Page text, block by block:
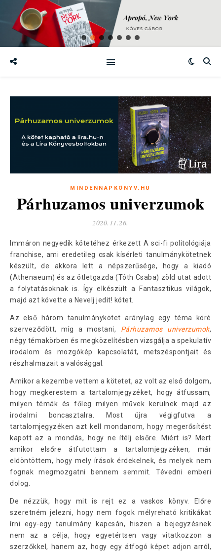
MINDENNAPKÖNYV.HU
Párhuzamos univerzumok
2020.11.26.
franchise, ami eredetileg csak kísérleti tanulmánykötetnek
készült, de akkora lett a népszerűsége, hogy a kiadó
(Athenaeum) és az ötletgazda (Tóth Csaba) zöld utat adott
a folytatásoknak is. Így elkészült a Fantasztikus világok,
majd azt követte a Nevelj jedit! kötet.
Az első három tanulmánykötet aránylag egy téma köré
szerveződött, míg a mostani, Párhuzamos univerzumok,
négy témakörben és megközelítésben vizsgálja a spekulatív
irodalom és mozgókép kapcsolatát, metszéspontjait és
részhalmazait a valósággal.
Amikor a kezembe vettem a kötetet, az volt az első dolgom,
hogy megkerestem a tartalomjegyzéket, hogy átfussam,
milyen témák és főleg milyen művek kerülnek majd az
irodalmi boncasztalra. Most újra végigfutva a
tartalomjegyzéken azt kell mondanom, hogy megerősítést
kapott az a mondás, hogy ne ítélj elsőre. Miért is? Mert
amikor elsőre átfutottam a tartalomjegyzéken, már
eldöntöttem, hogy mely írások érdekelnek, és melyek nem
fognak megmozgatni bennem semmit. Tévedni emberi
dolog.
De nézzük, hogy mit is rejt ez a vaskos könyv. Előre
szeretném jelezni, hogy nem fogok mélyreható kritikákat
írni egy-egy tanulmány kapcsán, hiszen a bejegyzésnek
nem az a célja, hogy egyetértsen vagy vitatkozzon a
szerzőkkel, hanem az, hogy egy átfogó képet adjon arról,